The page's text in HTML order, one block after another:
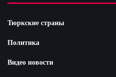
Тюркские страны
Политика
Видео новости